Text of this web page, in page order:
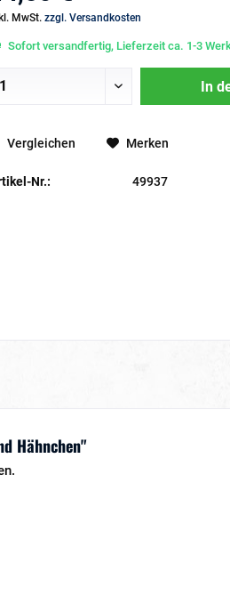
MwSt. zzgl. Versandkosten
Sofort versandfertig, Lieferzeit ca. 1-3
In
Vergleichen Merken
Nr.: 49937
Hähnchen"